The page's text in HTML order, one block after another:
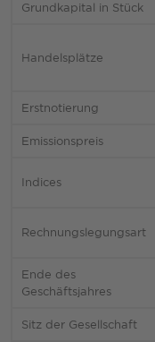
Grundkapital in Stück
Handelsplätze
Erstnotierung
Emissionspreis
Indices
Rechnungslegungsart
Ende des
Geschäftsjahres
Sitz der Gesellschaft